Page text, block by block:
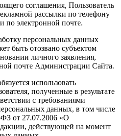
соглашения, Пользователь
рассылки по телефону
по электронной почте.
персональных данных
быть отозвано субъектом
личного заявления,
почте Администрации Сайта.
использовать
полученные в результате
с требованиями
данных, в том числе
от 27.07.2006 «О
действующей на момент